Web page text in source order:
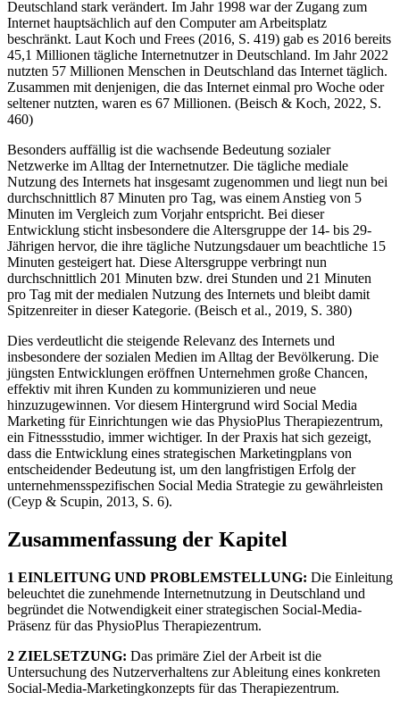
Deutschland stark verändert. Im Jahr 1998 war der Zugang zum
Internet hauptsächlich auf den Computer am Arbeitsplatz
beschränkt. Laut Koch und Frees (2016, S. 419) gab es 2016 bereits
45,1 Millionen tägliche Internetnutzer in Deutschland. Im Jahr 2022
nutzten 57 Millionen Menschen in Deutschland das Internet täglich.
Zusammen mit denjenigen, die das Internet einmal pro Woche oder
seltener nutzten, waren es 67 Millionen. (Beisch & Koch, 2022, S.
460)
Besonders auffällig ist die wachsende Bedeutung sozialer
Netzwerke im Alltag der Internetnutzer. Die tägliche mediale
Nutzung des Internets hat insgesamt zugenommen und liegt nun bei
durchschnittlich 87 Minuten pro Tag, was einem Anstieg von 5
Minuten im Vergleich zum Vorjahr entspricht. Bei dieser
Entwicklung sticht insbesondere die Altersgruppe der 14- bis 29-
Jährigen hervor, die ihre tägliche Nutzungsdauer um beachtliche 15
Minuten gesteigert hat. Diese Altersgruppe verbringt nun
durchschnittlich 201 Minuten bzw. drei Stunden und 21 Minuten
pro Tag mit der medialen Nutzung des Internets und bleibt damit
Spitzenreiter in dieser Kategorie. (Beisch et al., 2019, S. 380)
Dies verdeutlicht die steigende Relevanz des Internets und
insbesondere der sozialen Medien im Alltag der Bevölkerung. Die
jüngsten Entwicklungen eröffnen Unternehmen große Chancen,
effektiv mit ihren Kunden zu kommunizieren und neue
hinzuzugewinnen. Vor diesem Hintergrund wird Social Media
Marketing für Einrichtungen wie das PhysioPlus Therapiezentrum,
ein Fitnessstudio, immer wichtiger. In der Praxis hat sich gezeigt,
dass die Entwicklung eines strategischen Marketingplans von
entscheidender Bedeutung ist, um den langfristigen Erfolg der
unternehmensspezifischen Social Media Strategie zu gewährleisten
(Ceyp & Scupin, 2013, S. 6).
Zusammenfassung der Kapitel
1 EINLEITUNG UND PROBLEMSTELLUNG: Die Einleitung
beleuchtet die zunehmende Internetnutzung in Deutschland und
begründet die Notwendigkeit einer strategischen Social-Media-
Präsenz für das PhysioPlus Therapiezentrum.
2 ZIELSETZUNG: Das primäre Ziel der Arbeit ist die
Untersuchung des Nutzerverhaltens zur Ableitung eines konkreten
Social-Media-Marketingkonzepts für das Therapiezentrum.